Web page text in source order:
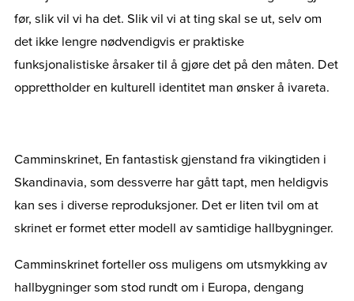
før, slik vil vi ha det. Slik vil vi at ting skal se ut, selv om
det ikke lengre nødvendigvis er praktiske
funksjonalistiske årsaker til å gjøre det på den måten. Det
opprettholder en kulturell identitet man ønsker å ivareta.
Camminskrinet, En fantastisk gjenstand fra vikingtiden i
Skandinavia, som dessverre har gått tapt, men heldigvis
kan ses i diverse reproduksjoner. Det er liten tvil om at
skrinet er formet etter modell av samtidige hallbygninger.
Camminskrinet forteller oss muligens om utsmykking av
hallbygninger som stod rundt om i Europa, dengang